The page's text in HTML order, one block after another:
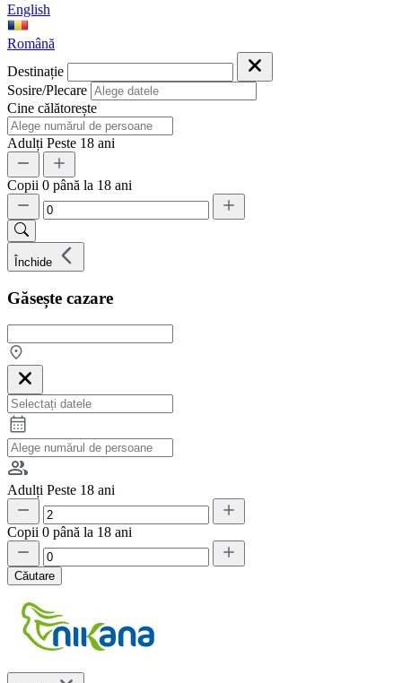
English
Română
Destinație
Sosire/Plecare
Cine călătorește
Adulți Peste 18 ani
Copii 0 până la 18 ani
Închide
Găsește cazare
Adulți Peste 18 ani
Copii 0 până la 18 ani
Căutare